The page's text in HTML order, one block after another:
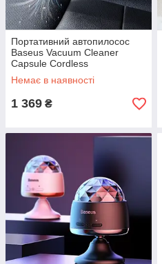
Портативний автопилосос
Baseus Vacuum Cleaner
Capsule Cordless
Немає в наявності
1 369 ₴